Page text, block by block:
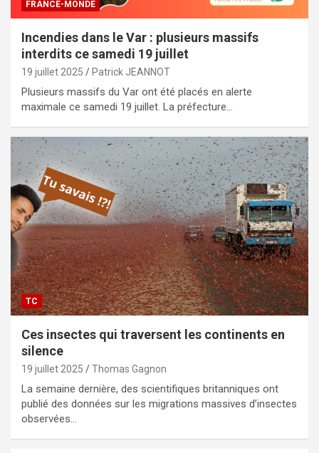
FRANCE-MONDE
Incendies dans le Var : plusieurs massifs
interdits ce samedi 19 juillet
19 juillet 2025 Patrick JEANNOT
Plusieurs massifs du Var ont été placés en alerte
maximale ce samedi 19 juillet. La préfecture…
TC
Ces insectes qui traversent les continents en
silence
19 juillet 2025 Thomas Gagnon
La semaine dernière, des scientifiques britanniques ont
publié des données sur les migrations massives d’insectes
observées…